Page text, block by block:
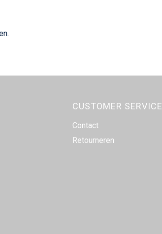
CUSTOMER SERVICE
Contact
Retourneren